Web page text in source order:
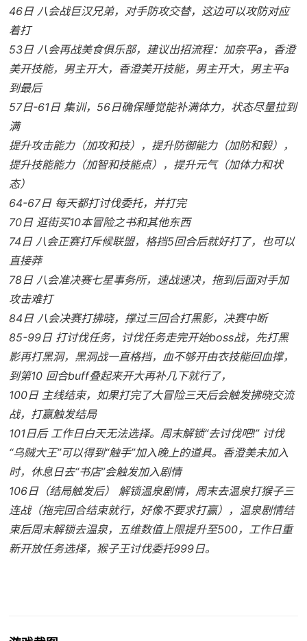
46日 八会战巨汉兄弟，对手防攻交替，这边可以攻防对应
着打
53日 八会再战美食俱乐部，建议出招流程：加奈平a，香澄
美开技能，男主开大，香澄美开技能，男主开大，男主平a
到最后
57日-61日 集训，56日确保睡觉能补满体力，状态尽量拉到
满
提升攻击能力（加攻和技），提升防御能力（加防和毅），
提升技能能力（加智和技能点），提升元气（加体力和状
态）
64-67日 每天都打讨伐委托，并打完
70日 逛街买10本冒险之书和其他东西
74日 八会正赛打斥候联盟，格挡5回合后就好打了，也可以
直接莽
78日 八会准决赛七星事务所，速战速决，拖到后面对手加
攻击难打
84日 八会决赛打拂晓，撑过三回合打黑影，决赛中断
85-99日 打讨伐任务，讨伐任务走完开始boss战，先打黑
影再打黑洞，黑洞战一直格挡，血不够开由衣技能回血撑，
到第10 回合buff叠起来开大再补几下就行了，
100日 主线结束，如果打完了大冒险三天后会触发拂晓交流
战，打赢触发结局
101日后 工作日白天无法选择。周末解锁“去讨伐吧!” 讨伐
“乌贼大王”可以得到“触手”加入晚上的道具。香澄美未加入
时，休息日去“书店”会触发加入剧情
106日（结局触发后） 解锁温泉剧情，周末去温泉打猴子三
连战（拖完回合结束就行，好像不要求打赢），温泉剧情结
束后周末解锁去温泉，五维数值上限提升至500，工作日重
新开放任务选择，猴子王讨伐委托999日。